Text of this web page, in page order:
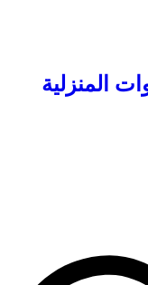
المنزلية